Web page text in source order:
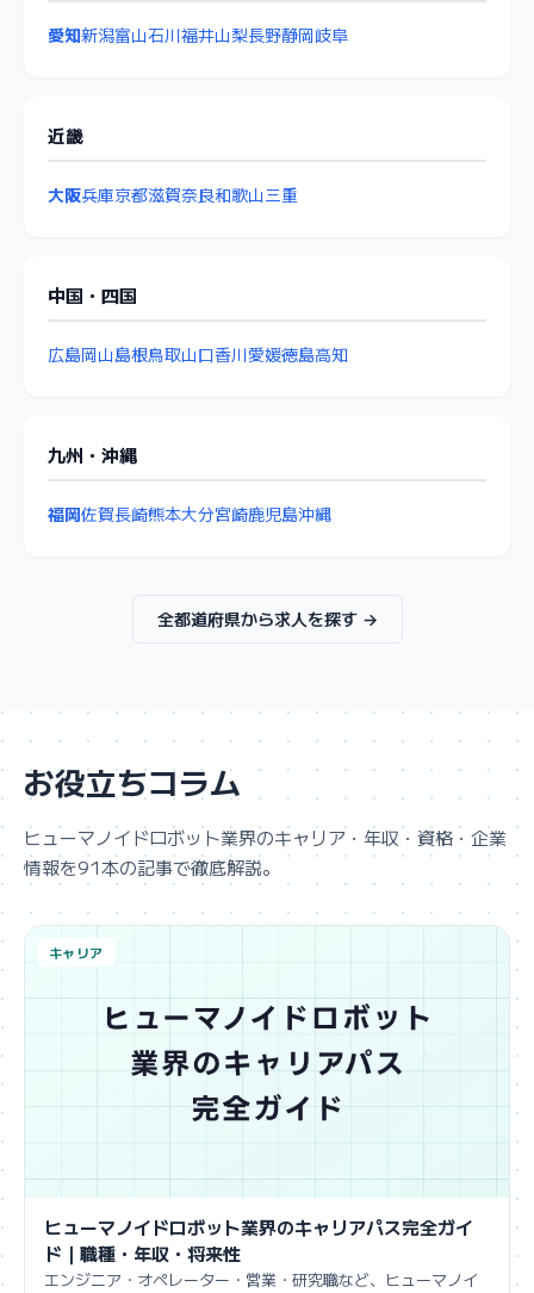
愛知新潟富山石川福井山梨長野静岡岐阜
近畿
大阪兵庫京都滋賀奈良和歌山三重
中国・四国
広島岡山島根鳥取山口香川愛媛徳島高知
九州・沖縄
福岡佐賀長崎熊本大分宮崎鹿児島沖縄
全都道府県から求人を探す →
お役立ちコラム
ヒューマノイドロボット業界のキャリア・年収・資格・企業
情報を91本の記事で徹底解説。
キャリア
ヒューマノイドロボット業界のキャリアパス完全ガイ
ド｜職種・年収・将来性
エンジニア・オペレーター・営業・研究職など、ヒューマノイ